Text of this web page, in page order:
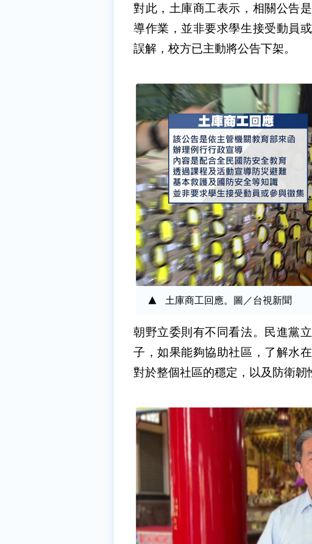
對此，土庫商工表示，相關公告
導作業，並非要求學生接受動員
誤解，校方已主動將公告下架。
土庫商工回應。圖／台視新聞
朝野立委則有不同看法。民進黨
子，如果能夠協助社區，了解水
對於整個社區的穩定，以及防衛韌